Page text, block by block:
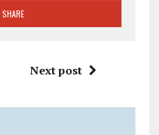
SHARE
Next post